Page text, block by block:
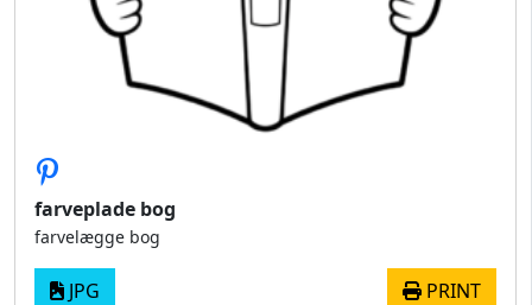
farveplade bog
farvelægge bog
JPG PRINT